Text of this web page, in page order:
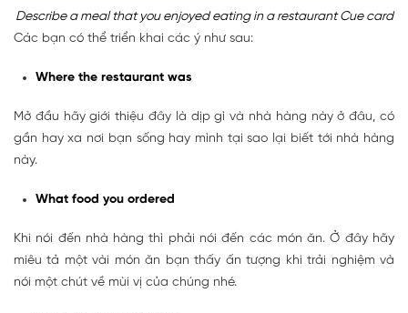
Describe a meal that you enjoyed eating in a restaurant Cue card
Các bạn có thể triển khai các ý như sau:
Where the restaurant was
Mở đầu hãy giới thiệu đây là dịp gì và nhà hàng này ở đâu, có
gần hay xa nơi bạn sống hay mình tại sao lại biết tới nhà hàng
này.
What food you ordered
Khi nói đến nhà hàng thì phải nói đến các món ăn. Ở đây hãy
miêu tả một vài món ăn bạn thấy ấn tượng khi trải nghiệm và
nói một chút về mùi vị của chúng nhé.